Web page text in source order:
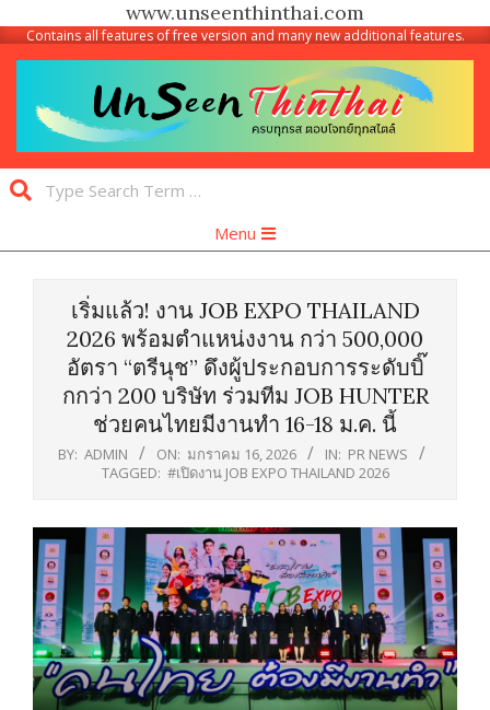
www.unseenthinthai.com
SkipContains all features of free version and many new additional features.
Unseen
Thinthai
Navigation
Menu
เริ่มแล้ว! งาน JOB EXPO THAILAND
2026 พร้อมตำแหน่งงาน กว่า 500,000
อัตรา “ตรีนุช” ดึงผู้ประกอบการระดับบิ๊
กกว่า 200 บริษัท ร่วมทีม JOB HUNTER
ช่วยคนไทยมีงานทำ 16-18 ม.ค. นี้
BY: ADMIN ON: มกราคม 16, 2026 IN: PR NEWS
TAGGED: #เปิดงาน JOB EXPO THAILAND 2026